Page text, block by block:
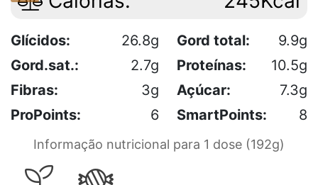
Glícidos: 26.8g Gord total:
9.9g
Gord.sat.:
2.7g Proteínas:
10.5g
Fibras:
3g Açúcar:
7.3g
ProPoints:
6 SmartPoints: 8
Informação nutricional para 1 dose (192g)